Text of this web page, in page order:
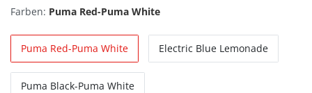
Farben: Puma Red-Puma White
Puma Red-Puma White Electric Blue Lemonade
Puma Black-Puma White